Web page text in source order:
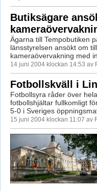
Butiksägare
Ägarna till Tempobutiken
länsstyrelsen ansökt om
kameraövervakning med
14 juni 2004 klockan 14:53 av
Fotbollskväll i
Fotbollsyra råder över
fotbollshjältar fullkomligt
5-0 i Sveriges
15 juni 2004 klockan 11:07 av